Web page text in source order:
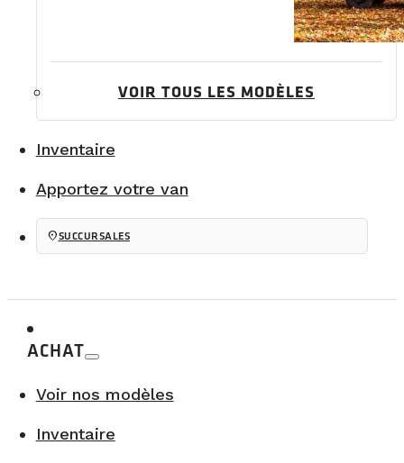
VOIR TOUS LES MODÈLES
Inventaire
Apportez votre van
location_onSUCCURSALES
ACHAT
Voir nos modèles
Inventaire